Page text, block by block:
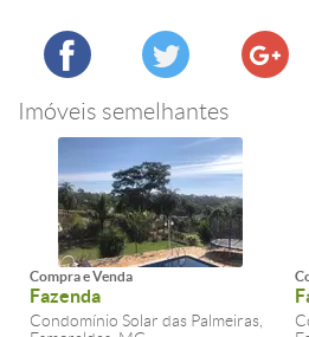
Imóveis semelhantes
Compra e Venda
Fazenda
Condomínio Solar das Palmeiras,